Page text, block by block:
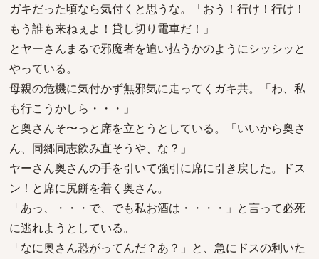
ガキだった頃なら気付くと思うな。「おう！行け！行け！
もう誰も来ねぇよ！貸し切り電車だ！」
とヤーさんまるで邪魔者を追い払うかのようにシッシッと
やっている。
母親の危機に気付かず無邪気に走ってくガキ共。「わ、私
も行こうかしら・・・」
と奥さんそ〜っと席を立とうとしている。「いいから奥さ
ん、同郷同志飲み直そうや、な？」
ヤーさん奥さんの手を引いて強引に席に引き戻した。ドス
ン！と席に尻餅を着く奥さん。
「あっ、・・・で、でも私お酒は・・・・」と言って必死
に逃れようとしている。
「なに奥さん恐がってんだ？あ？」と、急にドスの利いた